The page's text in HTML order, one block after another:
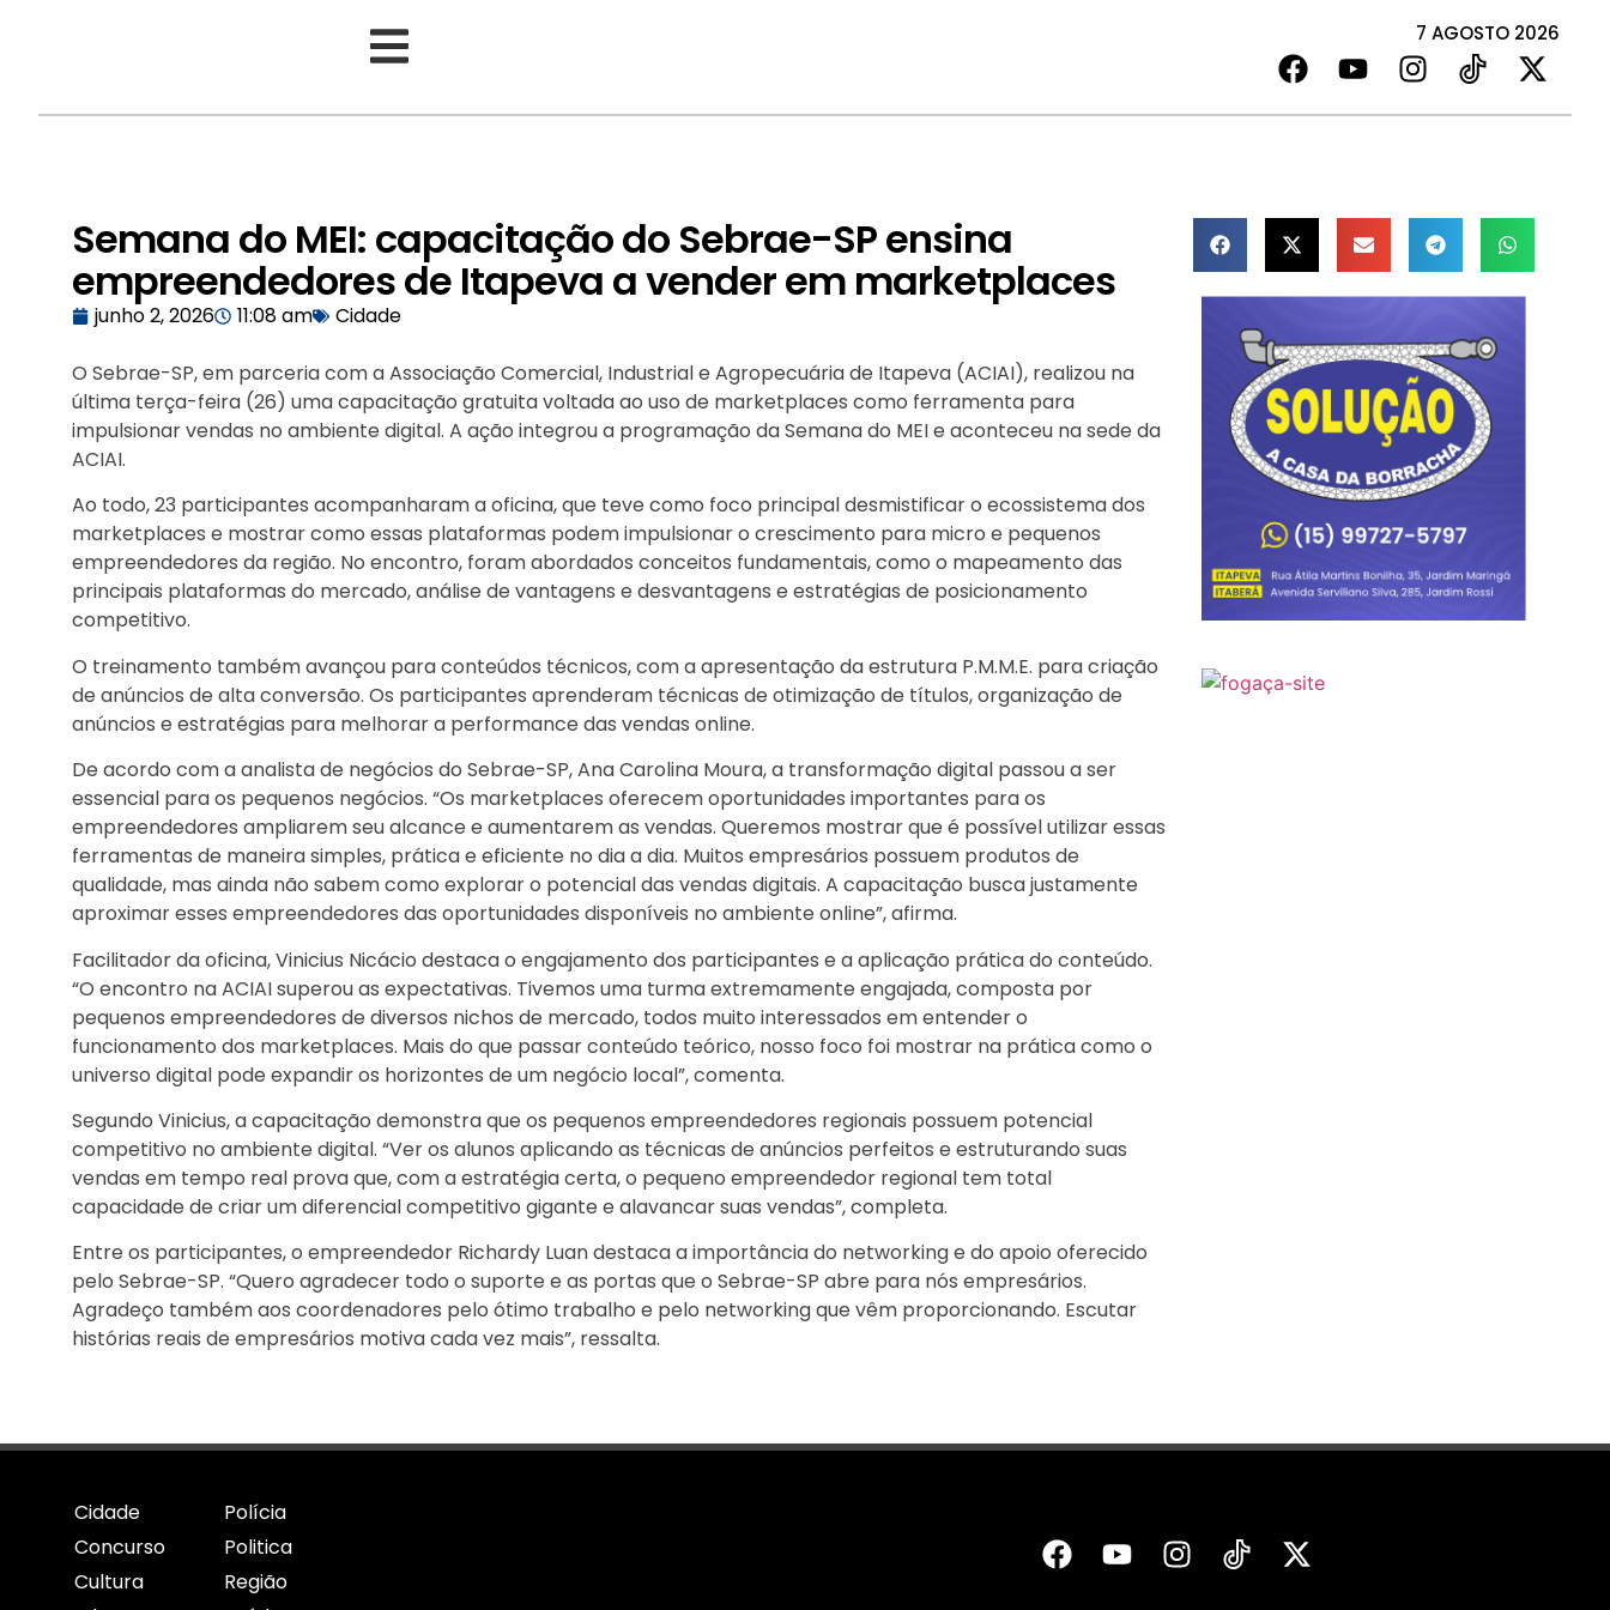
7 AGOSTO 2026
Semana do MEI: capacitação do Sebrae-SP ensina
empreendedores de Itapeva a vender em marketplaces
junho 2, 2026 11:08 am Cidade
O Sebrae-SP, em parceria com a Associação Comercial, Industrial e Agropecuária de Itapeva (ACIAI), realizou na
última terça-feira (26) uma capacitação gratuita voltada ao uso de marketplaces como ferramenta para
impulsionar vendas no ambiente digital. A ação integrou a programação da Semana do MEI e aconteceu na sede da
ACIAI.
Ao todo, 23 participantes acompanharam a oficina, que teve como foco principal desmistificar o ecossistema dos
marketplaces e mostrar como essas plataformas podem impulsionar o crescimento para micro e pequenos
empreendedores da região. No encontro, foram abordados conceitos fundamentais, como o mapeamento das
principais plataformas do mercado, análise de vantagens e desvantagens e estratégias de posicionamento
competitivo.
O treinamento também avançou para conteúdos técnicos, com a apresentação da estrutura P.M.M.E. para criação
de anúncios de alta conversão. Os participantes aprenderam técnicas de otimização de títulos, organização de
anúncios e estratégias para melhorar a performance das vendas online.
De acordo com a analista de negócios do Sebrae-SP, Ana Carolina Moura, a transformação digital passou a ser
essencial para os pequenos negócios. “Os marketplaces oferecem oportunidades importantes para os
empreendedores ampliarem seu alcance e aumentarem as vendas. Queremos mostrar que é possível utilizar essas
ferramentas de maneira simples, prática e eficiente no dia a dia. Muitos empresários possuem produtos de
qualidade, mas ainda não sabem como explorar o potencial das vendas digitais. A capacitação busca justamente
aproximar esses empreendedores das oportunidades disponíveis no ambiente online”, afirma.
Facilitador da oficina, Vinicius Nicácio destaca o engajamento dos participantes e a aplicação prática do conteúdo.
“O encontro na ACIAI superou as expectativas. Tivemos uma turma extremamente engajada, composta por
pequenos empreendedores de diversos nichos de mercado, todos muito interessados em entender o
funcionamento dos marketplaces. Mais do que passar conteúdo teórico, nosso foco foi mostrar na prática como o
universo digital pode expandir os horizontes de um negócio local”, comenta.
Segundo Vinicius, a capacitação demonstra que os pequenos empreendedores regionais possuem potencial
competitivo no ambiente digital. “Ver os alunos aplicando as técnicas de anúncios perfeitos e estruturando suas
vendas em tempo real prova que, com a estratégia certa, o pequeno empreendedor regional tem total
capacidade de criar um diferencial competitivo gigante e alavancar suas vendas”, completa.
Entre os participantes, o empreendedor Richardy Luan destaca a importância do networking e do apoio oferecido
pelo Sebrae-SP. “Quero agradecer todo o suporte e as portas que o Sebrae-SP abre para nós empresários.
Agradeço também aos coordenadores pelo ótimo trabalho e pelo networking que vêm proporcionando. Escutar
histórias reais de empresários motiva cada vez mais”, ressalta.
Cidade
Concurso
Cultura
Polícia
Politica
Região